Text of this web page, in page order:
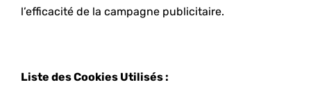
l’efficacité de la campagne publicitaire.
Liste des Cookies Utilisés :